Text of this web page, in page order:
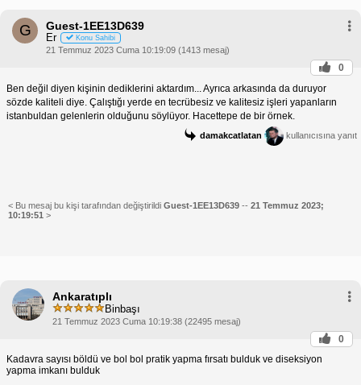
G Guest-1EE13D639
Er Konu Sahibi
21 Temmuz 2023 Cuma 10:19:09 (1413 mesaj)
0
Ben değil diyen kişinin dediklerini aktardım... Ayrıca arkasında da duruyor
sözde kaliteli diye. Çalıştığı yerde en tecrübesiz ve kalitesiz işleri yapanların
istanbuldan gelenlerin olduğunu söylüyor. Hacettepe de bir örnek.
damakcatlatan kullanıcısına yanıt
< Bu mesaj bu kişi tarafından değiştirildi Guest-1EE13D639 -- 21 Temmuz 2023;
10:19:51 >
Ankaratıplı
Binbaşı
21 Temmuz 2023 Cuma 10:19:38 (22495 mesaj)
0
Kadavra sayısı böldü ve bol bol pratik yapma fırsatı bulduk ve diseksiyon
yapma imkanı bulduk